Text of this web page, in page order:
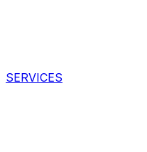
SERVICES